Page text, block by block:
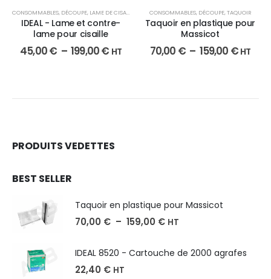
CONSOMMABLES, DÉCOUPE, LAME DE CISAILLE
IDEAL - Lame et contre-
lame pour cisaille
45,00€ – 199,00€ HT
CONSOMMABLES, DÉCOUPE,TAQUOIR
Taquoir en plastique pour
Massicot
70,00 € – 159,00 € HT
PRODUITS VEDETTES
BEST SELLER
Taquoir en plastique pour Massicot
70,00 € – 159,00 € HT
IDEAL 8520 - Cartouche de 2000 agrafes
22,40 € HT